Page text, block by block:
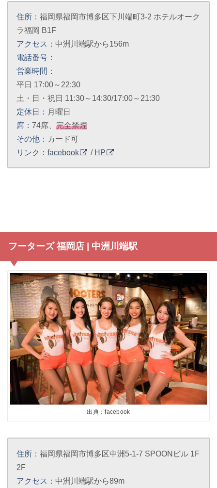
住所： 福岡県福岡市博多区下川端町3-2 ホテルオーク
ラ福岡 B1F
アクセス： 中洲川端駅から156m
電話番号：
営業時間：
平日 17:00～22:30
土・日・祝日 11:30～14:30/17:00～21:30
定休日： 月曜日
席： 74席、 完全禁煙
その他： カード可
リンク： facebook / HP
フーターズ 福岡店 | 中洲川端駅
出典：facebook
住所： 福岡県福岡市博多区中洲5-1-7 SPOONビル 1F
2F
アクセス： 中洲川端駅から89m